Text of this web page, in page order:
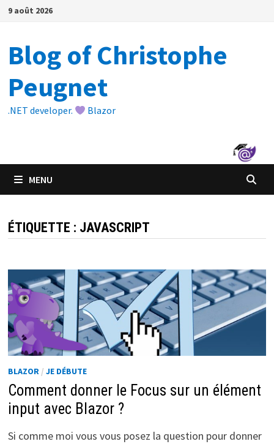
Passer
9 août 2026
Blog of Christophe
Peugnet
.NET developer. Blazor
MENU
ÉTIQUETTE : JAVASCRIPT
BLAZOR/ JE DÉBUTE
Comment donner le Focus sur un élément
input avec Blazor ?
Si comme moi vous vous posez la question pour donner